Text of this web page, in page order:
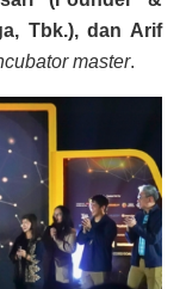
Tbk.), dan Arif
master.